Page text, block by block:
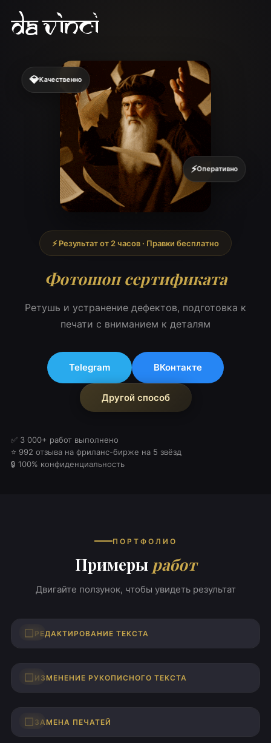
⚡ Результат от 2 часов · Правки бесплатно
Фотошоп сертификата
Ретушь и устранение дефектов, подготовка к
печати с вниманием к деталям
Telegram ВКонтакте
Другой способ
✅ 3 000+ работ выполнено
⭐ 992 отзыва на фриланс-бирже на 5 звёзд
🔒 100% конфиденциальность
💎Качественно
⚡Оперативно
ПОРТФОЛИО
Примеры работ
Двигайте ползунок, чтобы увидеть результат
РЕДАКТИРОВАНИЕ ТЕКСТА
ДО
ИЗМЕНЕНИЕ РУКОПИСНОГО ТЕКСТА
ДО
ЗАМЕНА ПЕЧАТЕЙ
ДО